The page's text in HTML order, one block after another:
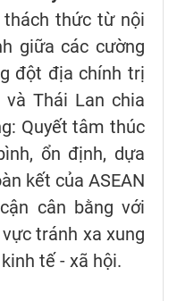
thức từ nội
giữa các cường
đột địa chính trị
Thái Lan chia
Quyết tâm thúc
ổn định, dựa
kết của ASEAN
cân bằng với
tránh xa xung
tế - xã hội.